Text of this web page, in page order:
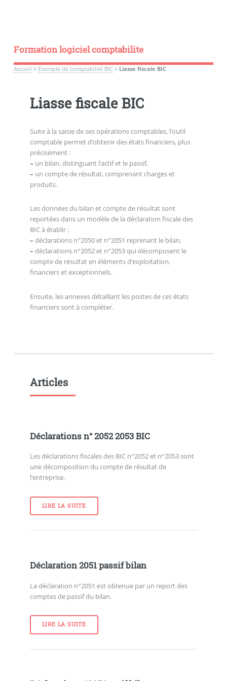
Formation logiciel comptabilite
Accueil > Exemple de comptabilité BIC> Liasse fiscale BIC
Liasse fiscale BIC
Suite à la saisie de ses opérations comptables, l’outil
comptable permet d’obtenir des états financiers, plus
précisément :
– un bilan, distinguant l’actif et le passif,
– un compte de résultat, comprenant charges et
produits.
Les données du bilan et compte de résultat sont
reportées dans un modèle de la déclaration fiscale des
BIC à établir :
– déclarations n°2050 et n°2051 reprenant le bilan,
– déclarations n°2052 et n°2053 qui décomposent le
compte de résultat en éléments d’exploitation,
financiers et exceptionnels.
Ensuite, les annexes détaillant les postes de ces états
financiers sont à compléter.
Articles
Déclarations n° 2052 2053 BIC
Les déclarations fiscales des BIC n°2052 et n°2053 sont
une décomposition du compte de résultat de
l’entreprise.
LIRE LA SUITE
Déclaration 2051 passif bilan
La déclaration n°2051 est obtenue par un report des
comptes de passif du bilan.
LIRE LA SUITE